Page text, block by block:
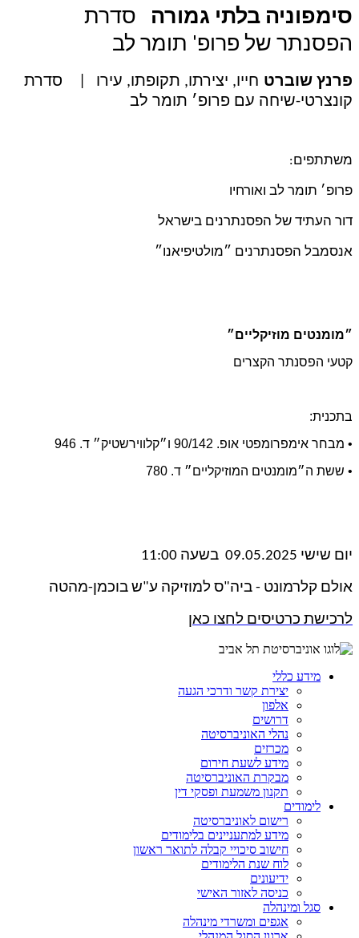
סימפוניה בלתי גמורה סדרת
הפסנתר של פרופ' תומר לב
פרנץ שוברט חייו, יצירתו, תקופתו, עירו
| סדרת
קונצרטי-שיחה עם פרופ׳ תומר לב
משתתפים:
פרופ׳ תומר לב ואורחיו
דור העתיד של הפסנתרנים בישראל
אנסמבל הפסנתרנים ״מולטיפיאנו״
״מומנטים מוזיקליים״
קטעי הפסנתר הקצרים
בתכנית:
• מבחר אימפרומפטי אופ. 90/142 ו״קלווירשטיק״ ד. 946
• ששת ה״מומנטים המוזיקליים״ ד. 780
יום שישי 09.05.2025 בשעה 11:00
אולם קלרמונט - ביה"ס למוזיקה ע"ש בוכמן-מהטה
לרכישת כרטיסים לחצו כאן
מידע כללי
יצירת קשר ודרכי הגעה
אלפון
דרושים
נהלי האוניברסיטה
מכרזים
מידע לשעת חירום
מבקרת האוניברסיטה
תקנון משמעת ופסקי דין
לימודים
רישום לאוניברסיטה
מידע למתעניינים בלימודים
חישוב סיכויי קבלה לתואר ראשון
לוח שנת הלימודים
ידיעונים
כניסה לאזור האישי
סגל ומינהלה
אגפים ומשרדי מינהלה